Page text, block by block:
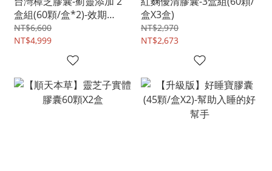
盒組(60顆/盒*2)-效期
202704
NT$6,600
NT$4,999
盒X3盒)
NT$2,970
NT$2,673